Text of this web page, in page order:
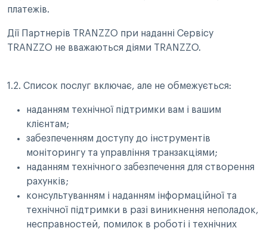
платежів.
Дії Партнерів TRANZZO при наданні Сервісу
TRANZZO не вважаються діями TRANZZO.
1.2. Список послуг включає, але не обмежується:
наданням технічної підтримки вам і вашим
клієнтам;
забезпеченням доступу до інструментів
моніторингу та управління транзакціями;
наданням технічного забезпечення для створення
рахунків;
консультуванням і наданням інформаційної та
технічної підтримки в разі виникнення неполадок,
несправностей, помилок в роботі і технічних